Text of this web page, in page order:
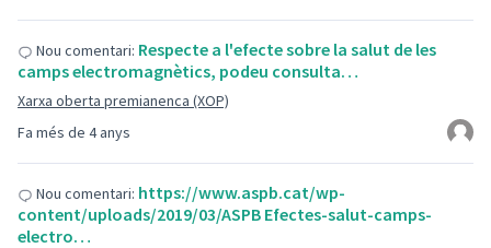
Fa més de 4 anys
Nou comentari: Respecte a l'efecte sobre la salut de les
camps electromagnètics, podeu consulta…
Xarxa oberta premianenca (XOP)
Nou comentari: https://www.aspb.cat/wp-
content/uploads/2019/03/ASPB Efectes-salut-camps-
electro…